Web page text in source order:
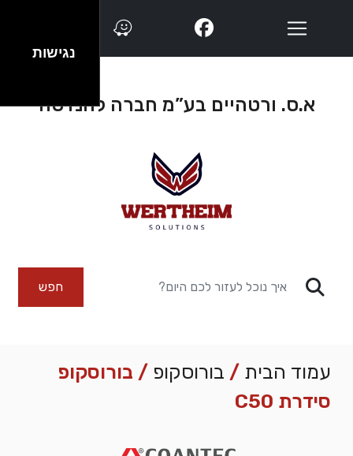
א.ס. ורטהיים בע”מ חברה להנדסה
חפש
עמוד הבית / בורוסקופ / בורוסקופ
סידרת C50
נגישות